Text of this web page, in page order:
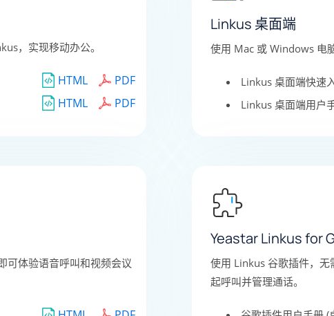
，实现移动办公。
HTML PDF
HTML PDF
Linkus 桌面端
使用 Mac 或 Windows 电
Linkus 桌面端快速
Linkus 桌面端用户
可体验语音呼叫和视频会议
Yeastar Linkus for
使用 Linkus 谷歌插件，
起呼叫并管理通话。